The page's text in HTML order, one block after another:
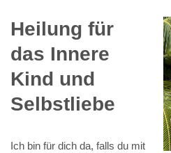
Heilung für
das Innere
Kind und
Selbstliebe
Ich bin für dich da, falls du mit